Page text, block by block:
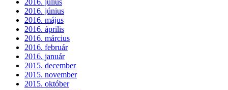
2016. június
2016. május
2016. április
2016. március
2016. február
2016. január
2015. december
2015. november
2015. október